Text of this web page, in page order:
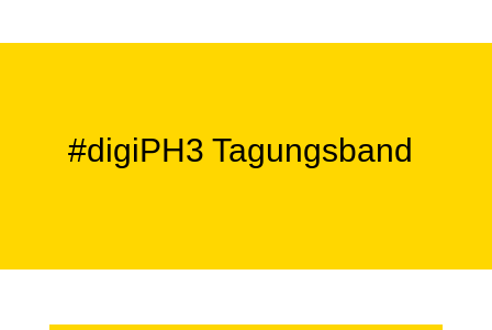
#digiPH3 Tagungsband